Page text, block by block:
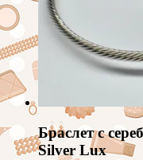
Браслет с
Silver Lux